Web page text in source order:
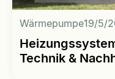
Wärmepumpe19/5/
Technik &